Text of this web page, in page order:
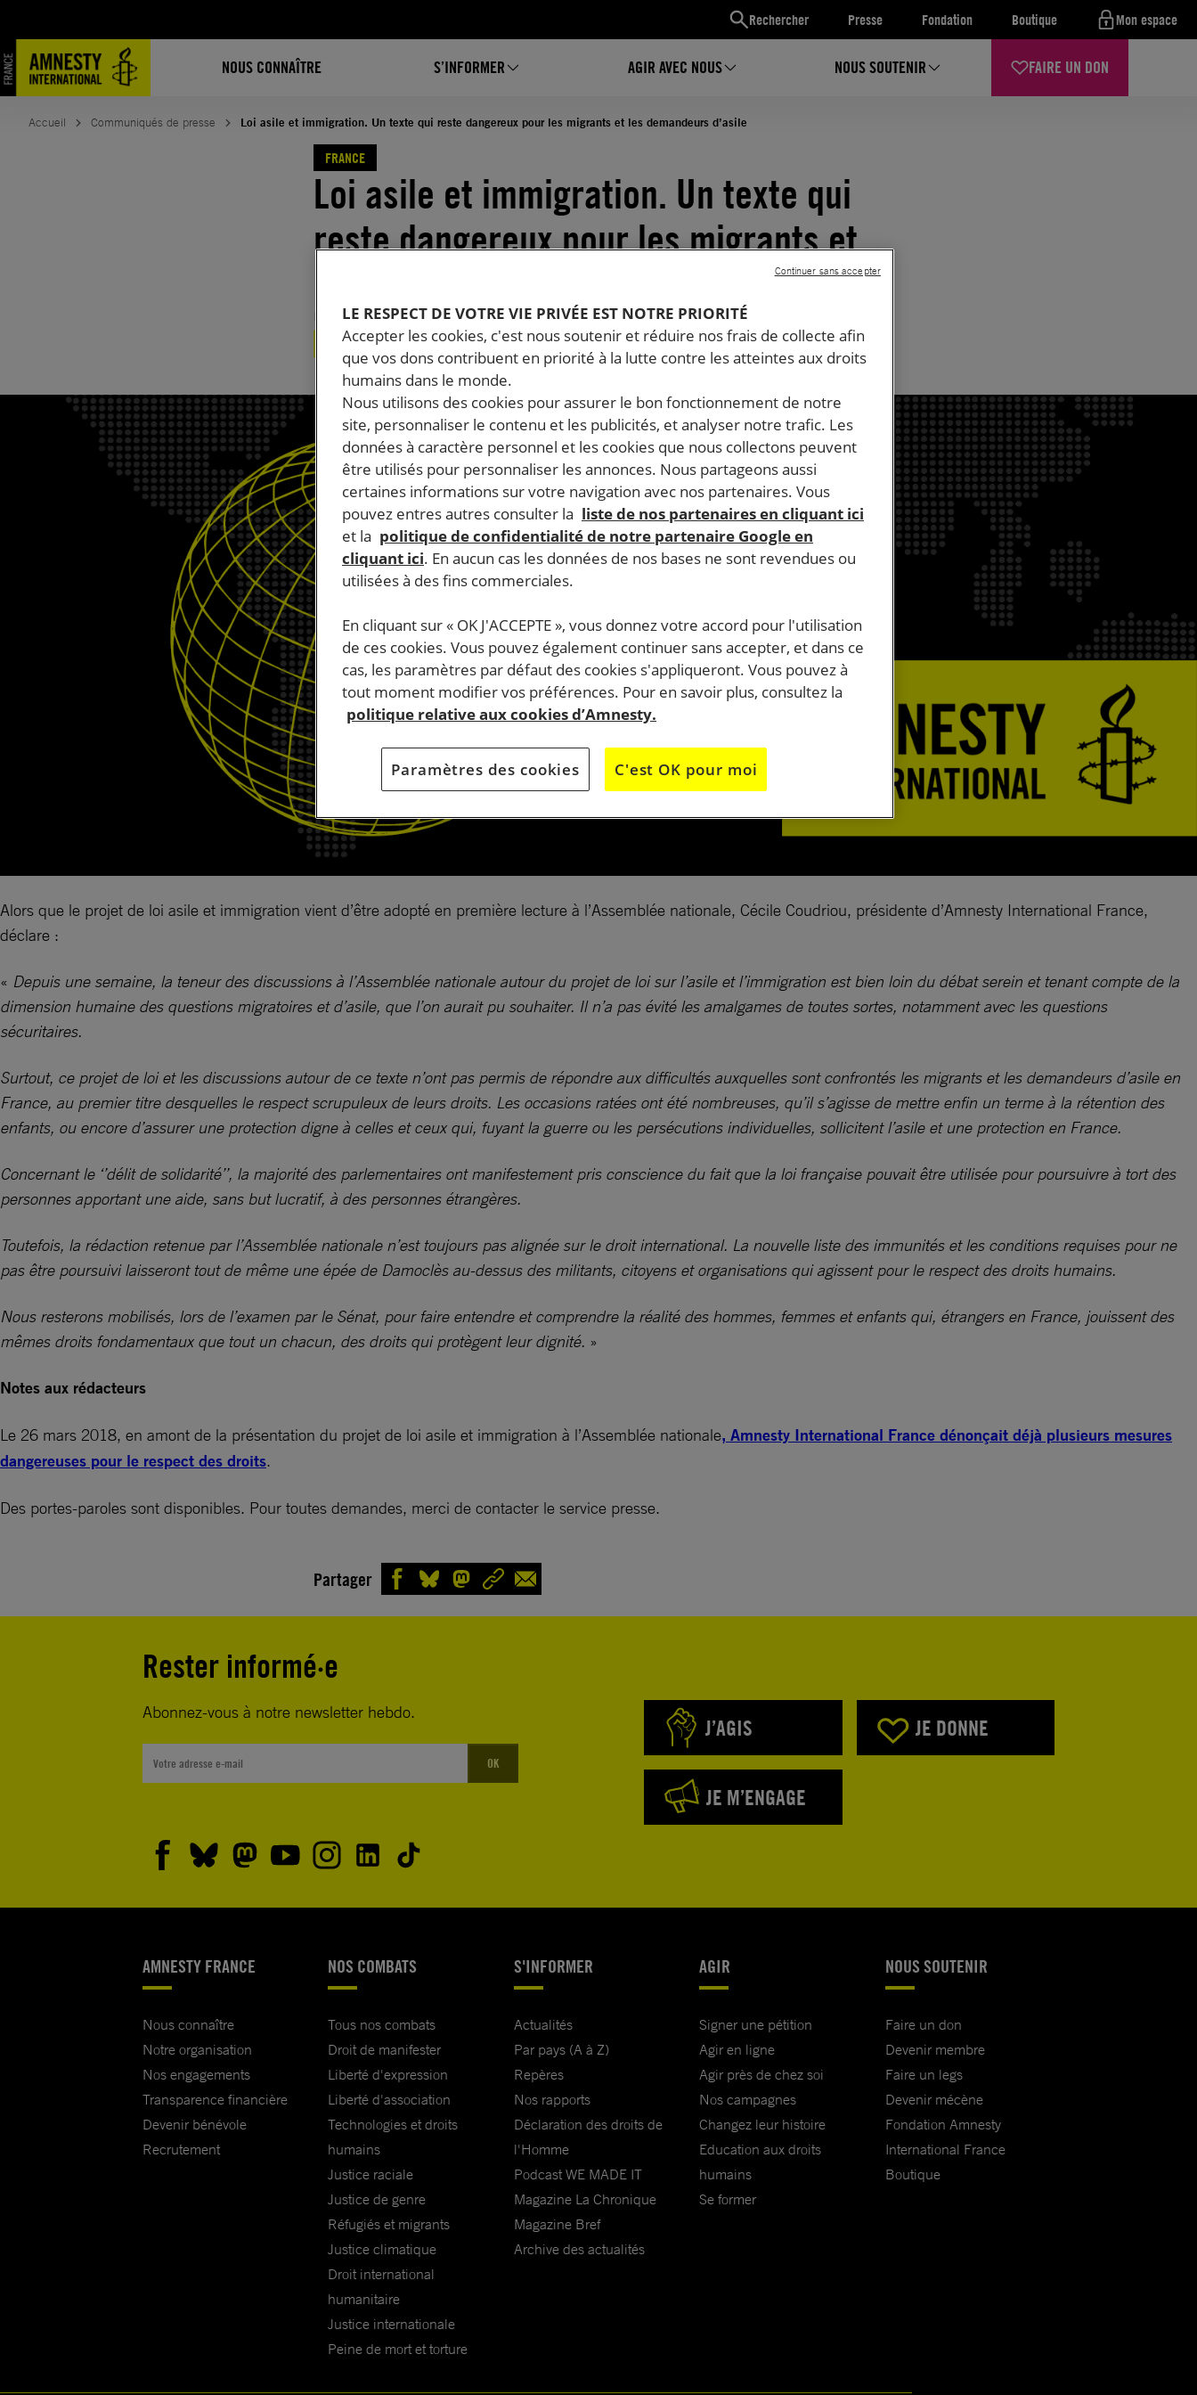
Rechercher Presse Fondation Boutique Mon espace
NOUS CONNAÎTRE S’INFORMER AGIR AVEC NOUS NOUS SOUTENIR FAIRE UN DON
contenu
Accueil Communiqués de presse Loi asile et immigration. Un texte qui reste dangereux pour les migrants et les demandeurs d’asile
FRANCE
Loi asile et immigration. Un texte qui
reste dangereux pour les migrants et
Publié le21.04.2018
Temps de lecture estimé : 2 minutes
FRANCE
RÉFUGIÉS ET MIGRANTS
Alors que le projet de loi asile et immigration vient d’être adopté en première lecture à l’Assemblée nationale, Cécile Coudriou, présidente d’Amnesty International France,
déclare :
« Depuis une semaine, la teneur des discussions à l’Assemblée nationale autour du projet de loi sur l’asile et l’immigration est bien loin du débat serein et tenant compte de la
dimension humaine des questions migratoires et d’asile, que l’on aurait pu souhaiter. Il n’a pas évité les amalgames de toutes sortes, notamment avec les questions
sécuritaires.
Surtout, ce projet de loi et les discussions autour de ce texte n’ont pas permis de répondre aux difficultés auxquelles sont confrontés les migrants et les demandeurs d’asile en
France, au premier titre desquelles le respect scrupuleux de leurs droits. Les occasions ratées ont été nombreuses, qu’il s’agisse de mettre enfin un terme à la rétention des
enfants, ou encore d’assurer une protection digne à celles et ceux qui, fuyant la guerre ou les persécutions individuelles, sollicitent l’asile et une protection en France.
Concernant le ‘’délit de solidarité’’, la majorité des parlementaires ont manifestement pris conscience du fait que la loi française pouvait être utilisée pour poursuivre à tort des
personnes apportant une aide, sans but lucratif, à des personnes étrangères.
Toutefois, la rédaction retenue par l’Assemblée nationale n’est toujours pas alignée sur le droit international. La nouvelle liste des immunités et les conditions requises pour ne
pas être poursuivi laisseront tout de même une épée de Damoclès au-dessus des militants, citoyens et organisations qui agissent pour le respect des droits humains.
Nous resterons mobilisés, lors de l’examen par le Sénat, pour faire entendre et comprendre la réalité des hommes, femmes et enfants qui, étrangers en France, jouissent des
mêmes droits fondamentaux que tout un chacun, des droits qui protègent leur dignité. »
Notes aux rédacteurs
Le 26 mars 2018, en amont de la présentation du projet de loi asile et immigration à l’Assemblée nationale, Amnesty International France dénonçait déjà plusieurs mesures
dangereuses pour le respect des droits.
Des portes-paroles sont disponibles. Pour toutes demandes, merci de contacter le service presse.
Partager
Rester informé·e
Abonnez-vous à notre newsletter hebdo.
OK
J’AGIS JE DONNE
JE M’ENGAGE
AMNESTY FRANCE
Nous connaître
Notre organisation
Nos engagements
Transparence financière
Devenir bénévole
Recrutement
NOS COMBATS
Tous nos combats
Droit de manifester
Liberté d'expression
Liberté d'association
Technologies et droits
humains
Justice raciale
Justice de genre
Réfugiés et migrants
Justice climatique
Droit international
humanitaire
Justice internationale
Peine de mort et torture
S'INFORMER
Actualités
Par pays (A à Z)
Repères
Nos rapports
Déclaration des droits de
l'Homme
Podcast WE MADE IT
Magazine La Chronique
Magazine Bref
Archive des actualités
AGIR
Signer une pétition
Agir en ligne
Agir près de chez soi
Nos campagnes
Changez leur histoire
Education aux droits
humains
Se former
NOUS SOUTENIR
Faire un don
Devenir membre
Faire un legs
Devenir mécène
Fondation Amnesty
International France
Boutique
LE RESPECT DE VOTRE VIE PRIVÉE EST NOTRE PRIORITÉ
Accepter les cookies, c'est nous soutenir et réduire nos frais de collecte afin
que vos dons contribuent en priorité à la lutte contre les atteintes aux droits
humains dans le monde.
Nous utilisons des cookies pour assurer le bon fonctionnement de notre
site, personnaliser le contenu et les publicités, et analyser notre trafic. Les
données à caractère personnel et les cookies que nous collectons peuvent
être utilisés pour personnaliser les annonces. Nous partageons aussi
certaines informations sur votre navigation avec nos partenaires. Vous
pouvez entres autres consulter la liste de nos partenaires en cliquant ici
et la politique de confidentialité de notre partenaire Google en
cliquant ici. En aucun cas les données de nos bases ne sont revendues ou
utilisées à des fins commerciales.
En cliquant sur « OK J'ACCEPTE », vous donnez votre accord pour l'utilisation
de ces cookies. Vous pouvez également continuer sans accepter, et dans ce
cas, les paramètres par défaut des cookies s'appliqueront. Vous pouvez à
tout moment modifier vos préférences. Pour en savoir plus, consultez la
politique relative aux cookies d’Amnesty.
Paramètres des cookies C'est OK pour moi
Continuer sans accepter